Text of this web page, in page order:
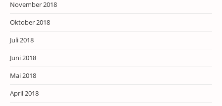
November 2018
Oktober 2018
Juli 2018
Juni 2018
Mai 2018
April 2018